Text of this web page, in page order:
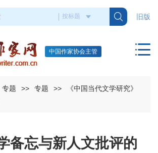
旧版
中国作家协会主管
专题 >> 专题 >>
《中国当代文学研究》
备忘与新人文批评的